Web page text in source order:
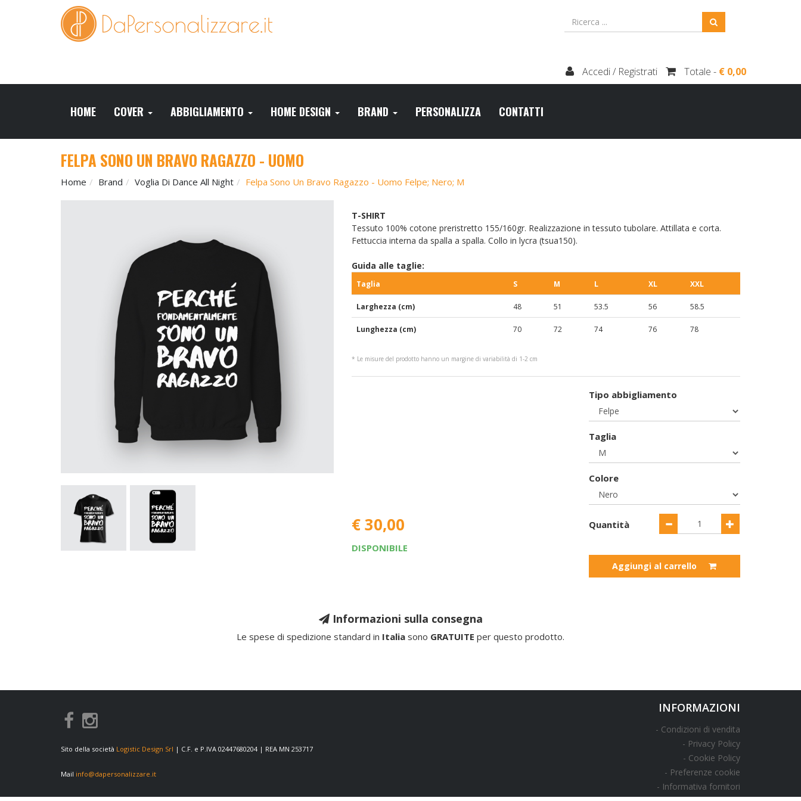
Accedi / Registrati Totale - € 0,00
HOME COVER ABBIGLIAMENTO HOME DESIGN BRAND PERSONALIZZA CONTATTI
FELPA SONO UN BRAVO RAGAZZO - UOMO
Home Brand Voglia Di Dance All Night Felpa Sono Un Bravo Ragazzo - Uomo Felpe; Nero; M
T-SHIRT
Tessuto 100% cotone preristretto 155/160gr. Realizzazione in tessuto tubolare. Attillata e corta.
Fettuccia interna da spalla a spalla. Collo in lycra (tsua150).
Guida alle taglie:
Taglia S M L XL XXL
Larghezza (cm) 48 51 53.5 56 58.5
Lunghezza (cm) 70 72 74 76 78
* Le misure del prodotto hanno un margine di variabilità di 1-2 cm
Tipo abbigliamento
Taglia
Colore
€ 30,00
DISPONIBILE
Quantità
Aggiungi al carrello
Informazioni sulla consegna
Le spese di spedizione standard in Italia sono GRATUITE per questo prodotto.
Sito della società Logistic Design Srl | C.F. e P.IVA 02447680204 | REA MN 253717
Mail info@dapersonalizzare.it
INFORMAZIONI
Condizioni di vendita
Privacy Policy
Cookie Policy
Preferenze cookie
Informativa fornitori